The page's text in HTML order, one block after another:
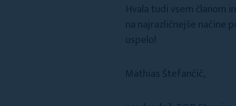
Hvala tudi vsem članom
na najrazličnejše načine
uspelo!
Mathias Štefančič,